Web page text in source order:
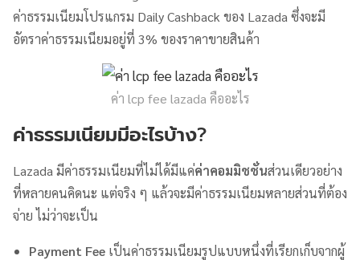
ค่าธรรมเนียมโปรแกรม Daily Cashback ของ Lazada ซึ่งจะมี
อัตราค่าธรรมเนียมอยู่ที่ 3% ของราคาขายสินค้า
ค่า lcp fee lazada คืออะไร
ค่าธรรมเนียมมีอะไรบ้าง?
Lazada มีค่าธรรมเนียมที่ไม่ได้มีแค่ค่าคอมมิชชั่นส่วนเดียวอย่าง
ที่หลายคนคิดนะ แต่จริง ๆ แล้วจะมีค่าธรรมเนียมหลายส่วนที่ต้อง
จ่าย ไม่ว่าจะเป็น
Payment Fee เป็นค่าธรรมเนียมรูปแบบหนึ่งที่เรียกเก็บจากผู้